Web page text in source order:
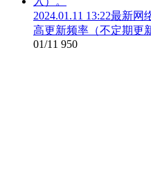
2024.01.11 13:22最新
高更新频率（不定期更
01/11 950